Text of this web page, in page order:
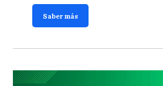
Saber más